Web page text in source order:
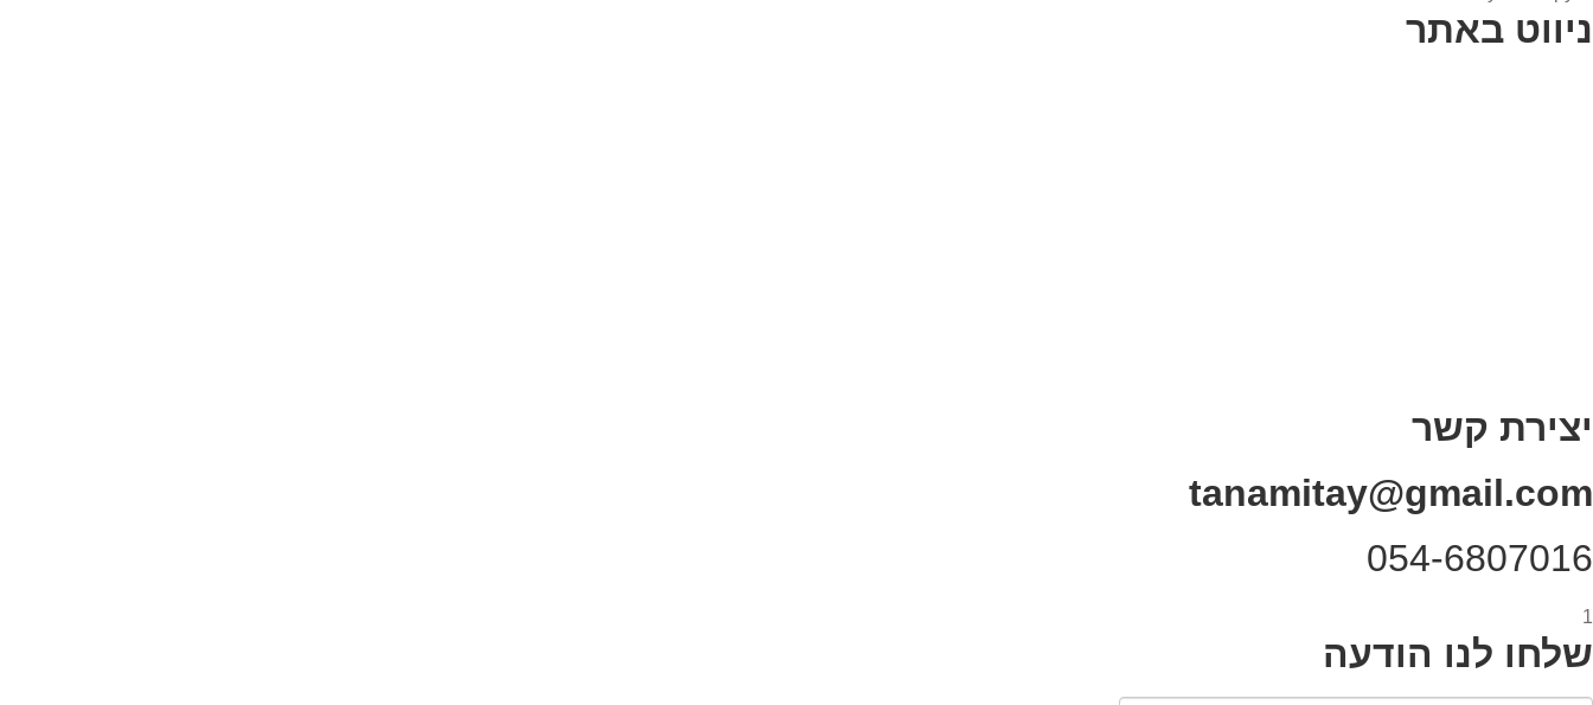
ניווט באתר
יצירת קשר
tanamitay@gmail.com
054-6807016
1
שלחו לנו הודעה